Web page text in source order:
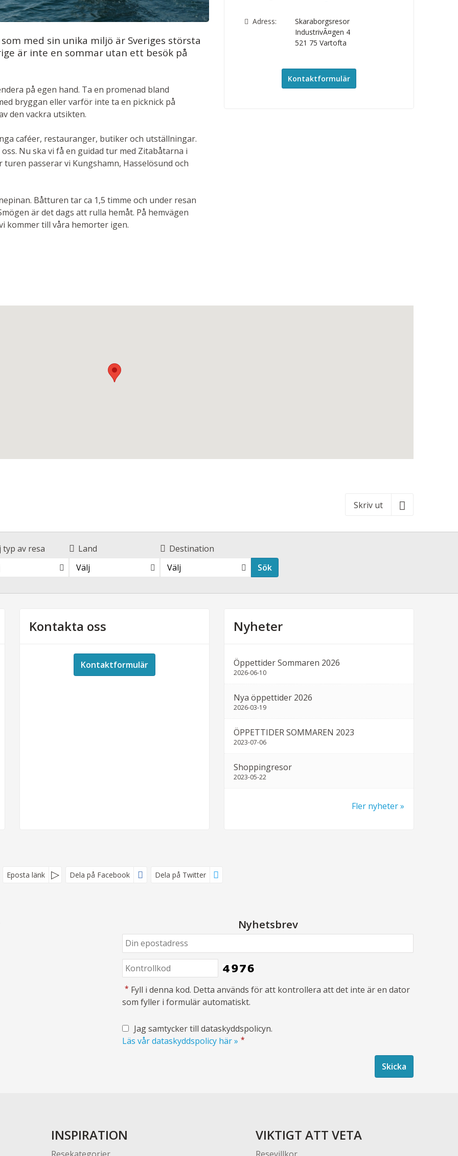
med sin unika miljö är Sveriges största
är inte en sommar utan ett besök på
på egen hand. Ta en promenad bland
bryggan eller varför inte ta en picknick på
den vackra utsikten.
caféer, restauranger, butiker och utställningar.
Nu ska vi få en guidad tur med Zitabåtarna i
passerar vi Kungshamn, Hasselösund och
Båtturen tar ca 1,5 timme och under resan
är det dags att rulla hemåt. På hemvägen
kommer till våra hemorter igen.
Adress:
Skaraborgsresor
IndustrivÃ¤gen 4
521 75Vartofta
Kontaktformulär
Skriv ut
typ av resa
Land
Välj
Destination
Välj
Sök
Kontakta oss
Kontaktformulär
Nyheter
Öppettider Sommaren 2026
2026-06-10
Nya öppettider 2026
2026-03-19
ÖPPETTIDER SOMMAREN 2023
2023-07-06
Shoppingresor
2023-05-22
Fler nyheter
Eposta länk Dela på Facebook Dela på Twitter
Nyhetsbrev
* Fyll i denna kod. Detta används för att kontrollera att det inte är en dator
som fyller i formulär automatiskt.
Jag samtycker till dataskyddspolicyn.
Läs vår dataskyddspolicy här » *
INSPIRATION VIKTIGT ATT VETA